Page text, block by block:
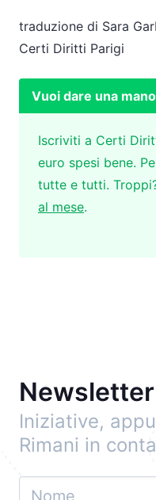
traduzione di Sara
Certi Diritti Parigi
Vuoi dare una
Iscriviti a Certi
euro spesi bene.
tutte e tutti.
al mese.
Newsletter
Iniziative,
Rimani in